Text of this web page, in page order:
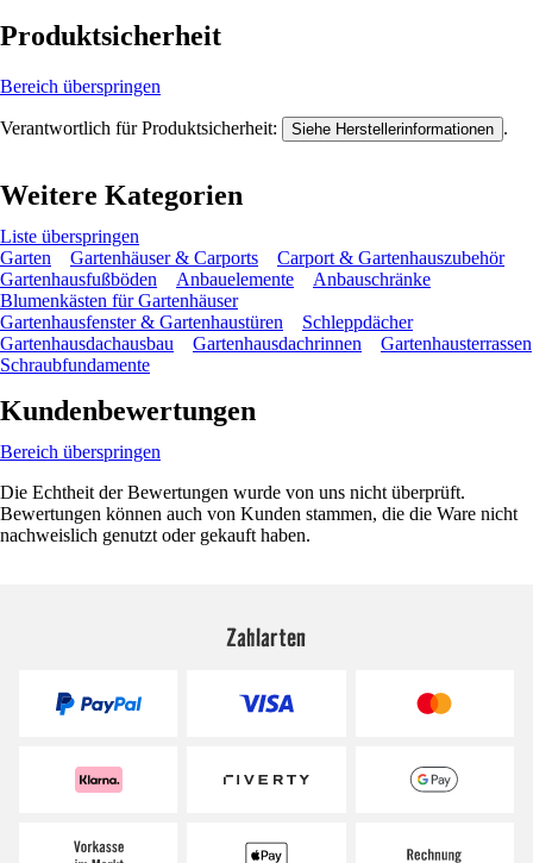
Produktsicherheit
Bereich überspringen
Verantwortlich für Produktsicherheit: Siehe Herstellerinformationen .
Weitere Kategorien
Liste überspringen
Garten
Gartenhäuser & Carports
Carport & Gartenhauszubehör
Gartenhausfußböden
Anbauelemente
Anbauschränke
Blumenkästen für Gartenhäuser
Gartenhausfenster & Gartenhaustüren
Schleppdächer
Gartenhausdachausbau
Gartenhausdachrinnen
Gartenhausterrassen
Schraubfundamente
Kundenbewertungen
Bereich überspringen
Die Echtheit der Bewertungen wurde von uns nicht überprüft.
Bewertungen können auch von Kunden stammen, die die Ware nicht
nachweislich genutzt oder gekauft haben.
Zahlarten